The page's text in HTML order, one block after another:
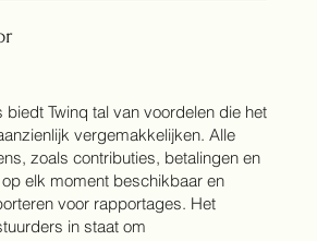
biedt Twinq tal van voordelen die het
vergemakkelijken. Alle
zoals contributies, betalingen en
elk moment beschikbaar en
voor rapportages. Het
in staat om